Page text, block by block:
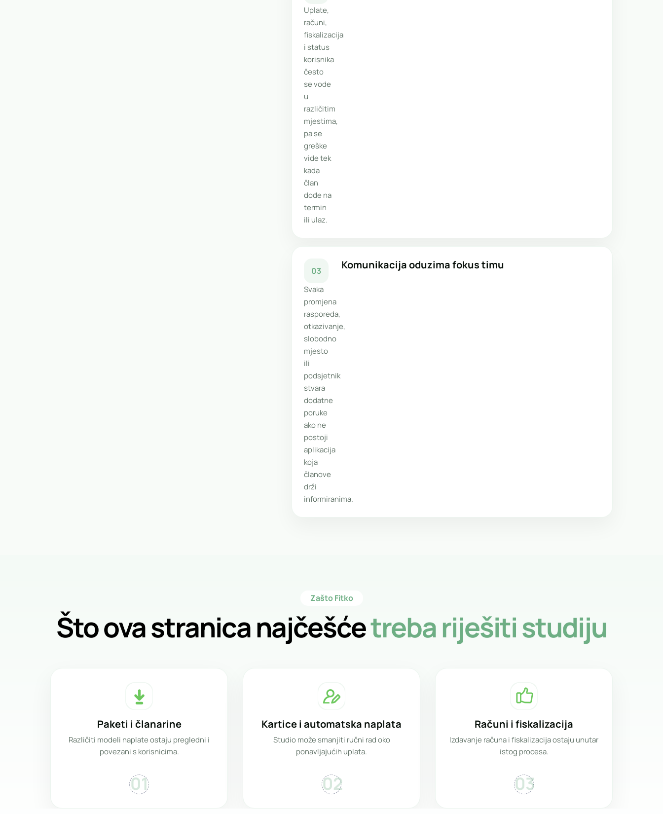
Uplate,
računi,
fiskalizacija
i status
korisnika
često
se vode
u
različitim
mjestima,
pa se
greške
vide tek
kada
član
dođe na
termin
ili ulaz.
03 Komunikacija oduzima fokus timu
Svaka
promjena
rasporeda,
otkazivanje,
slobodno
mjesto
ili
podsjetnik
stvara
dodatne
poruke
ako ne
postoji
aplikacija
koja
članove
drži
informiranima.
Zašto Fitko
Što ova stranica najčešćetreba riješiti studiju
Paketi i članarine
Različiti modeli naplate ostaju pregledni i
povezani s korisnicima.
01
Kartice i automatska naplata
Studio može smanjiti ručni rad oko
ponavljajućih uplata.
02
Računi i fiskalizacija
Izdavanje računa i fiskalizacija ostaju unutar
istog procesa.
03